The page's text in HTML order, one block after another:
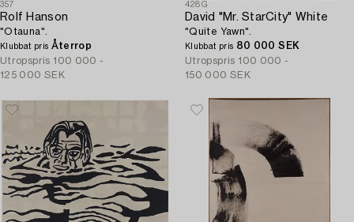
357
Rolf Hanson
"Otauna".
Klubbat pris Återrop
Utropspris 100 000 -
125 000 SEK
428G
David "Mr. StarCity" White
"Quite Yawn".
Klubbat pris 80 000 SEK
Utropspris 100 000 -
150 000 SEK